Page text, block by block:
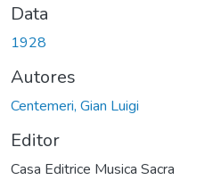
Data
1928
Autores
Centemeri, Gian Luigi
Editor
Casa Editrice Musica Sacra